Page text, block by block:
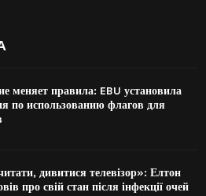
меняет правила: EBU установила
по использованию флагов для
дивитися телевізор»: Елтон
про свій стан після інфекції очей